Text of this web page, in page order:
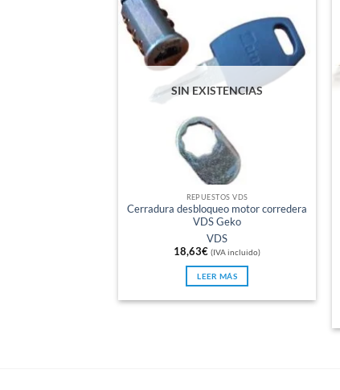
SIN EXISTENCIAS
REPUESTOS VDS
Cerradura desbloqueo motor corredera
VDS Geko
VDS
18,63€ (IVA incluido)
LEER MÁS